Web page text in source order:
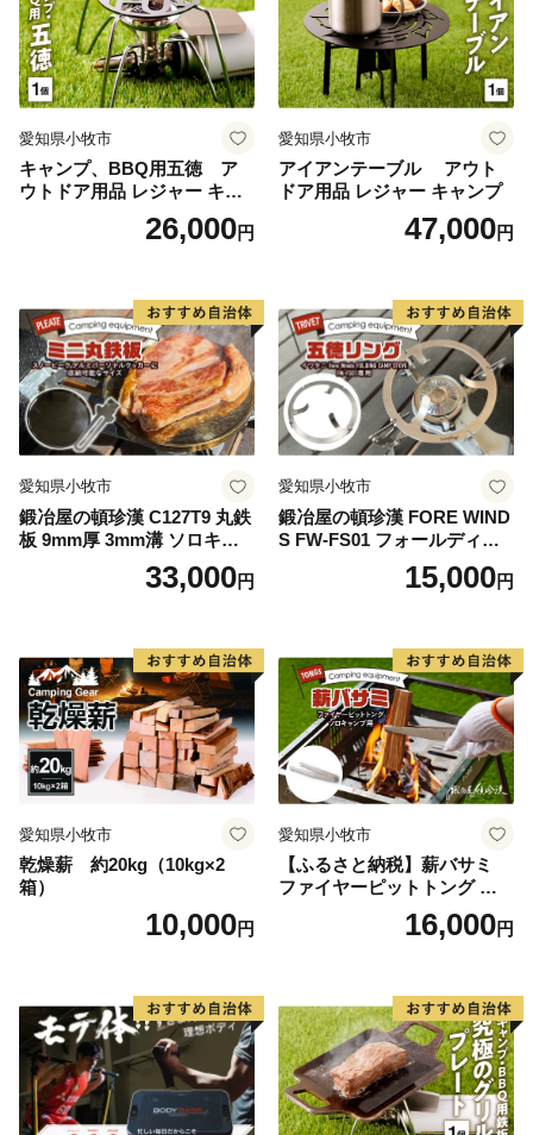
おりません。
・記念品のお届けには1～2ヶ月程度かかることがありま
す。
・記念品の写真はイメージです。
＜ふるさと城陽応援寄附PRキャラクター動画について
都芸術デザイン専門学校との官学連携事業として、学生
の方々にふるさと城陽応援寄附のPRキャラクター動画
を作成していただきました。
ページ下部から、是非ご覧ください。
サイトによって動画が表示されない場合があります。動
画が表示されない場合は京都府城陽市の公式YouTubeチ
ャンネルからご覧ください。
愛知県小牧市
キャンプ、BBQ用五徳 ア
ウトドア用品 レジャー キャ
ンプ バーベキュー BBQ 五徳
26,000円
愛知県小牧市
アイアンテーブル アウト
ドア用品 レジャー キャンプ
47,000円
愛知県小牧市
鍛冶屋の頓珍漢 C127T9 丸鉄
板 9mm厚 3mm溝 ソロキャ
ンプ用 専用ハンドル付き ス
ノーピーク アルミパーソナ
33,000円
愛知県小牧市
鍛冶屋の頓珍漢 FORE WIND
S FW-FS01 フォールディン
グ キャンプストーブ専用 五
15,000円
愛知県小牧市
乾燥薪 約20kg（10kg×2
箱）
10,000円
愛知県小牧市
【ふるさと納税】薪バサミ
ファイヤーピットトング ソ
ロキャンプ用 コンパクト ス
テンレス材 軽量 アウトドア
い 繰り返し使える 日本製 安
心 鍛冶屋の頓珍漢 愛知県 送
料無料
16,000円